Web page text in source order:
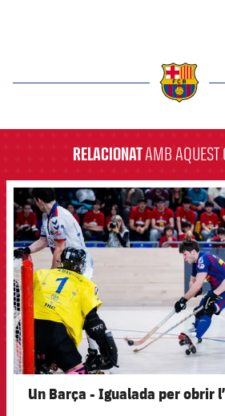
RELACIONATAMB AQUEST
FCB
Un Barça - Igualada per obrir